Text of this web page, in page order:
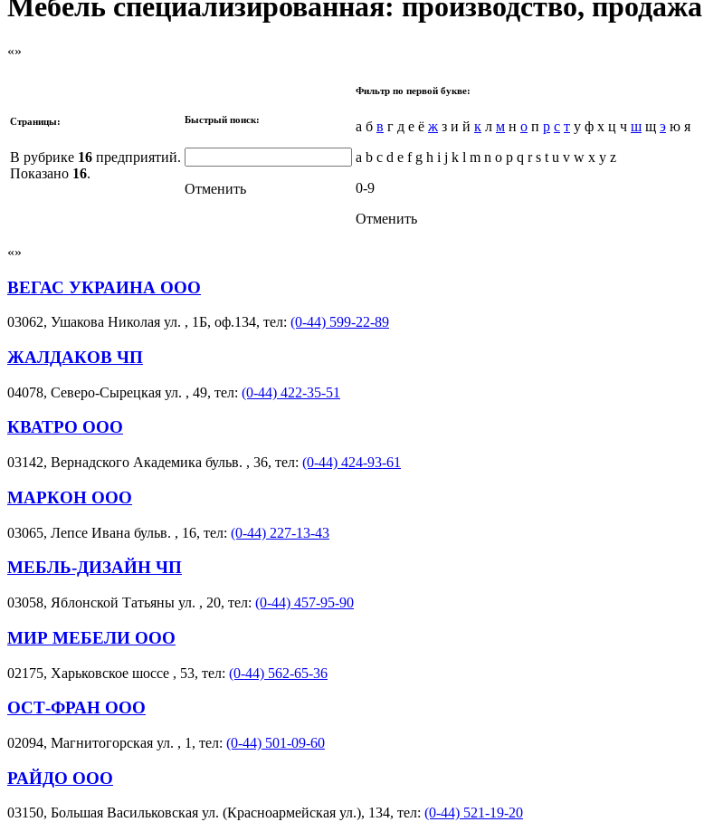
Мебель специализированная: производство, продажа
Страницы:
В рубрике 16 предприятий.
Показано 16.
Быстрый поиск:
Отменить
Фильтр по первой букве:
а б в г д е ё ж з и й к л м н о п р с т у ф х ц ч ш щ э ю я
a b c d e f g h i j k l m n o p q r s t u v w x y z
0-9
Отменить
ВЕГАС УКРАИНА ООО
03062, Ушакова Николая ул. , 1Б, оф.134, тел: (0-44) 599-22-89
ЖАЛДАКОВ ЧП
04078, Северо-Сырецкая ул. , 49, тел: (0-44) 422-35-51
КВАТРО ООО
03142, Вернадского Академика бульв. , 36, тел: (0-44) 424-93-61
МАРКОН ООО
03065, Лепсе Ивана бульв. , 16, тел: (0-44) 227-13-43
МЕБЛЬ-ДИЗАЙН ЧП
03058, Яблонской Татьяны ул. , 20, тел: (0-44) 457-95-90
МИР МЕБЕЛИ ООО
02175, Харьковское шоссе , 53, тел: (0-44) 562-65-36
ОСТ-ФРАН ООО
02094, Магнитогорская ул. , 1, тел: (0-44) 501-09-60
РАЙДО ООО
03150, Большая Васильковская ул. (Красноармейская ул.), 134, тел: (0-44) 521-19-20